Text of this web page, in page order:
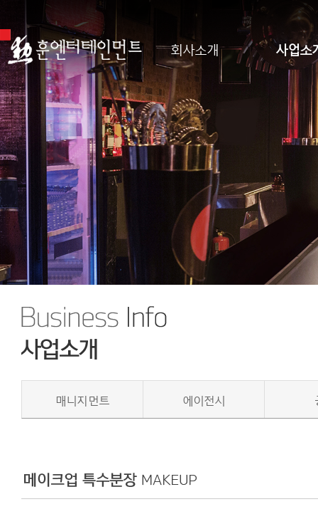
회사소개 사업소
매니지먼트 에이전시